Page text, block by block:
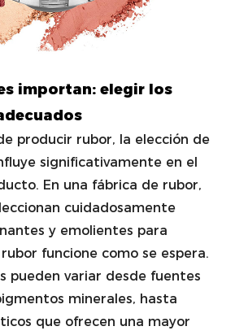
importan: elegir los
producir rubor, la elección de
significativamente en el
En una fábrica de rubor,
cuidadosamente
y emolientes para
funcione como se espera.
pueden variar desde fuentes
minerales, hasta
que ofrecen una mayor